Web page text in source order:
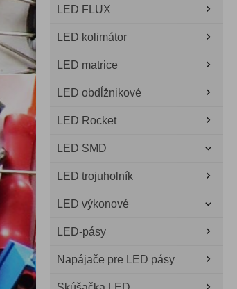
LED FLUX
LED kolimátor
LED matrice
LED obdĺžnikové
LED Rocket
LED SMD
LED trojuholník
LED výkonové
LED-pásy
Napájače pre LED pásy